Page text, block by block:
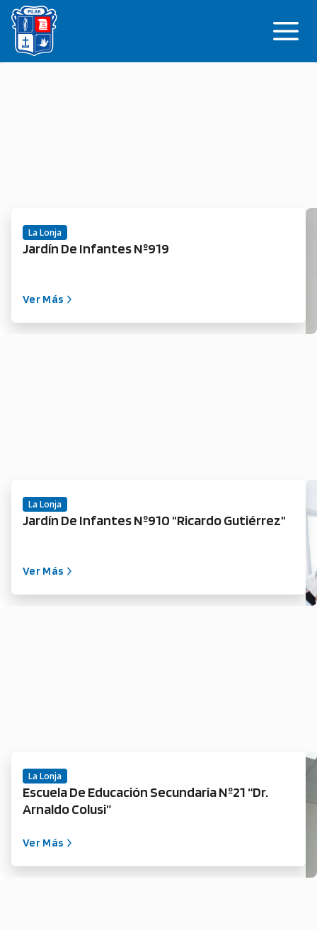
Saltar
contenido
La Lonja
Jardín De Infantes Nº919
Ver Más
La Lonja
Jardín De Infantes Nº910 "Ricardo Gutiérrez"
Ver Más
La Lonja
Escuela De Educación Secundaria Nº21 “Dr.
Arnaldo Colusi”
Ver Más